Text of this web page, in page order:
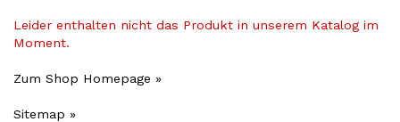
Leider enthalten nicht das Produkt in unserem Katalog im
Moment.
Zum Shop Homepage »
Sitemap »